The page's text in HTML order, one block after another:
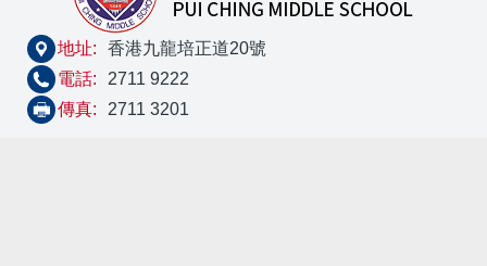
地址:
香港九龍培正道20號
電話:
2711 9222
傳真:
2711 3201